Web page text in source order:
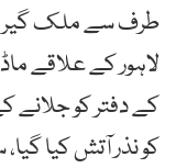
طرف سے ملک گیر
کے دفتر کو جلانے
کو نذر آتش کیا